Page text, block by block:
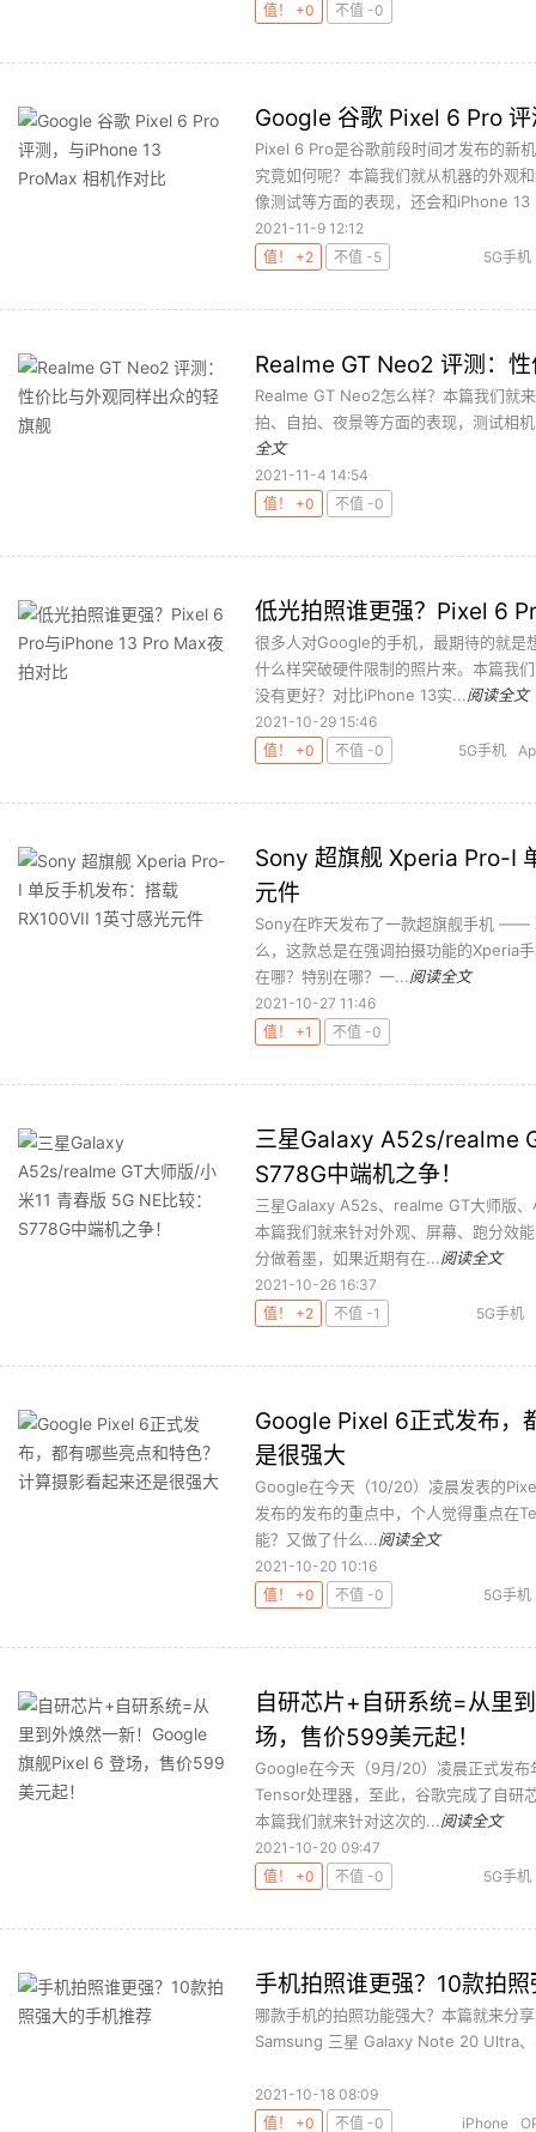
值！ +0
不值 -0
Google 谷歌 Pixel 6 Pro
Pixel 6 Pro是谷歌前段时间才发布的新
究竟如何呢？本篇我们就从机器的外观
像测试等方面的表现，还会和iPhone 13
2021-11-9 12:12
值！ +2
不值 -5 5G手机
Realme GT Neo2 评测：
Realme GT Neo2怎么样？本篇我们就
拍、自拍、夜景等方面的表现，测试相
全文
2021-11-4 14:54
值！ +0
不值 -0
低光拍照谁更强？Pixel 6
很多人对Google的手机，最期待的就是
什么样突破硬件限制的照片来。本篇我
没有更好？对比iPhone 13实...阅读全文
2021-10-29 15:46
值！ +0
不值 -0 5G手机
Sony 超旗舰 Xperia Pro-I
元件
Sony在昨天发布了一款超旗舰手机 ——
么，这款总是在强调拍摄功能的Xperia
在哪？特别在哪？一...阅读全文
2021-10-27 11:46
值！ +1
不值 -0
三星Galaxy A52s/realme
S778G中端机之争！
三星Galaxy A52s、realme GT大师版
本篇我们就来针对外观、屏幕、跑分效
分做着墨，如果近期有在...阅读全文
2021-10-26 16:37
值！ +2
不值 -1 5G手机
Google Pixel 6正式发布，
是很强大
Google在今天（10/20）凌晨发表的
发布的发布的重点中，个人觉得重点在
能？又做了什么...阅读全文
2021-10-20 10:16
值！ +0
不值 -0 5G手机
自研芯片+自研系统=从里
场，售价599美元起！
Google在今天（9月/20）凌晨正式发
Tensor处理器，至此，谷歌完成了自研
本篇我们就来针对这次的...阅读全文
2021-10-20 09:47
值！ +0
不值 -0 5G手机
手机拍照谁更强？10款拍
哪款手机的拍照功能强大？本篇就来分
Samsung 三星 Galaxy Note 20 Ultra
2021-10-18 08:09
值！ +0
不值 -0 iPhone